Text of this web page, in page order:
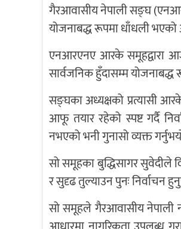
गैरआवासीय नेपाली सङ्घ
योजनाबद्ध रूपमा धाँधली भएको
एनआरएनए आरके समूहद्वारा आज
सार्वजनिक हुँदासम्म
सङ्घका अध्यक्षको प्रत्यासी
आफू तयार रहेको स्पष्ट गर्दै
नभएको भनी गुनासो व्यक्त
सो समूहका बुद्धिसागर सुवेदीले
र सुदृढ तुल्याउन पुनः निर्वाचन
सो समूहले गैरआवासीय नेपाली